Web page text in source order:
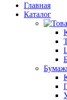
Главная
Каталог